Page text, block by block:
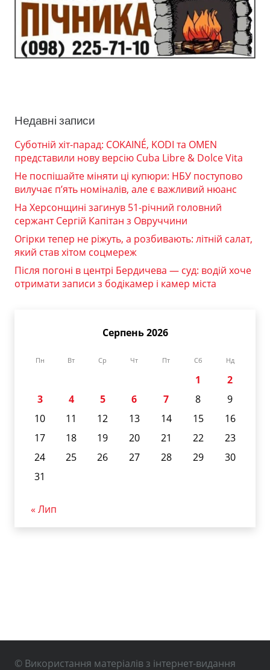
Недавні записи
Суботній хіт-парад: COKAINÉ, KODI та OMEN
представили нову версію Cuba Libre & Dolce Vita
Не поспішайте міняти ці купюри: НБУ поступово
вилучає п’ять номіналів, але є важливий нюанс
На Херсонщині загинув 51-річний головний
сержант Сергій Капітан з Овруччини
Огірки тепер не ріжуть, а розбивають: літній салат,
який став хітом соцмереж
Після погоні в центрі Бердичева — суд: водій хоче
отримати записи з бодікамер і камер міста
Серпень 2026
Пн Вт Ср Чт Пт Сб Нд
1
2
3
4 5 6 7 8
9
10
11 12 13 14 15
16
17
18 19 20 21 22
23
24
25 26 27 28 29
30
31
« Лип
© Використання матеріалів з інтернет-видання